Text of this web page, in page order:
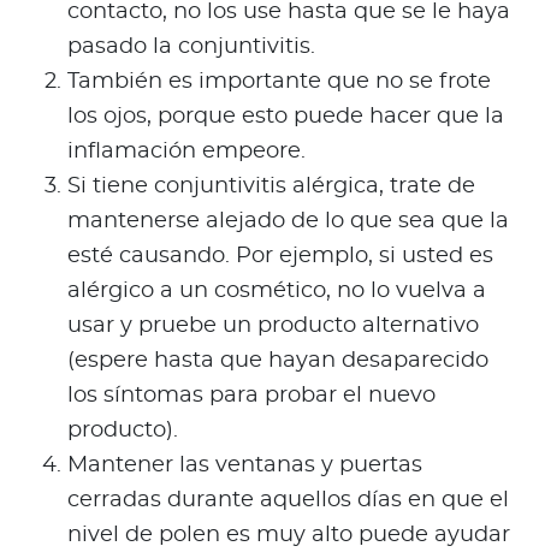
contacto, no los use hasta que se le haya
pasado la conjuntivitis.
También es importante que no se frote
los ojos, porque esto puede hacer que la
inflamación empeore.
Si tiene conjuntivitis alérgica, trate de
mantenerse alejado de lo que sea que la
esté causando. Por ejemplo, si usted es
alérgico a un cosmético, no lo vuelva a
usar y pruebe un producto alternativo
(espere hasta que hayan desaparecido
los síntomas para probar el nuevo
producto).
Mantener las ventanas y puertas
cerradas durante aquellos días en que el
nivel de polen es muy alto puede ayudar